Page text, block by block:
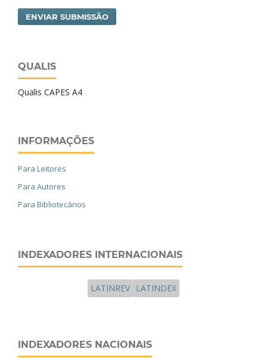
ENVIAR SUBMISSÃO
QUALIS
Qualis CAPES A4
INFORMAÇÕES
Para Leitores
Para Autores
Para Bibliotecários
INDEXADORES INTERNACIONAIS
LATINREV LATINDEX
INDEXADORES NACIONAIS